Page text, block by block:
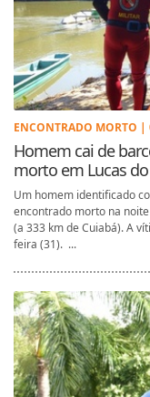
ENCONTRADO MORTO
Homem cai de
morto em Lucas
Um homem identificado
encontrado morto na
(a 333 km de Cuiabá). A
feira (31). ...